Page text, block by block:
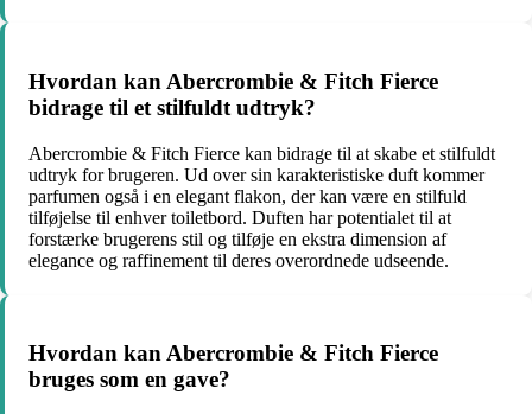
Hvordan kan Abercrombie & Fitch Fierce
bidrage til et stilfuldt udtryk?
Abercrombie & Fitch Fierce kan bidrage til at skabe et stilfuldt
udtryk for brugeren. Ud over sin karakteristiske duft kommer
parfumen også i en elegant flakon, der kan være en stilfuld
tilføjelse til enhver toiletbord. Duften har potentialet til at
forstærke brugerens stil og tilføje en ekstra dimension af
elegance og raffinement til deres overordnede udseende.
Hvordan kan Abercrombie & Fitch Fierce
bruges som en gave?